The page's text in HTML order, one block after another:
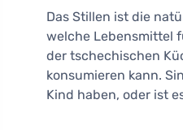
Das Stillen ist die
welche Lebensmittel
der tschechischen
konsumieren kann.
Kind haben, oder ist